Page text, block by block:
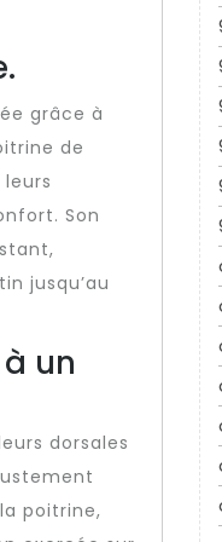
grâce à
de
Son
jusqu’au
un
dorsales
poitrine,